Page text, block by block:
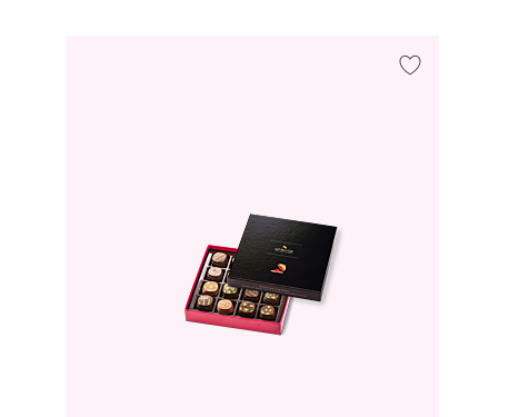
ma liste d'achats Ajouter à